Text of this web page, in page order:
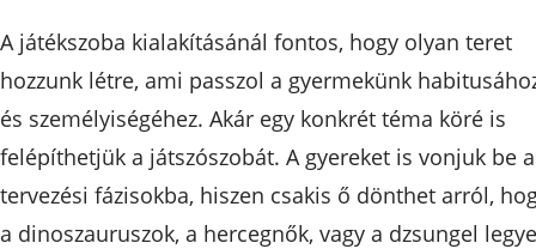
A játékszoba kialakításánál fontos, hogy olyan teret
hozzunk létre, ami passzol a gyermekünk
és személyiségéhez. Akár egy konkrét téma köré is
felépíthetjük a játszószobát. A gyereket is vonjuk be a
tervezési fázisokba, hiszen csakis ő dönthet arról,
a dinoszauruszok, a hercegnők, vagy a dzsungel